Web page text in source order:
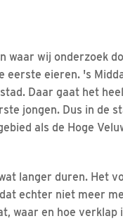
waar wij onderzoek
eerste eieren. 's
Daar gaat het
jongen. Dus in de
als de Hoge
langer duren. Het
echter niet meer
waar en hoe verklap